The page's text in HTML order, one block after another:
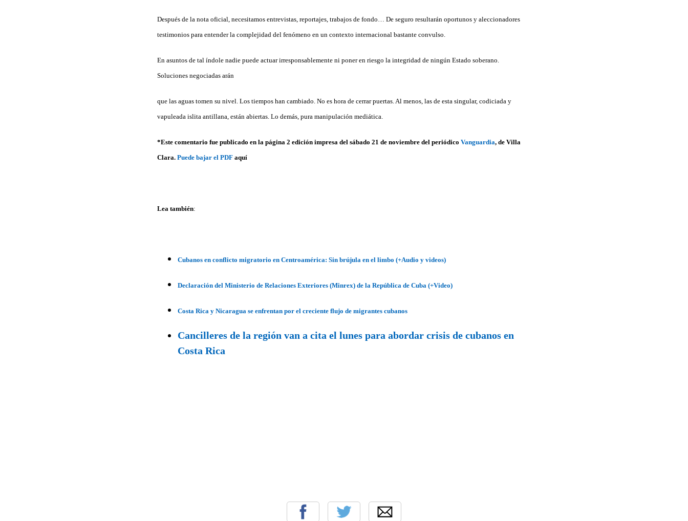
Después de la nota oficial, necesitamos entrevistas, reportajes, trabajos de fondo… De seguro resultarán oportunos y aleccionadores
testimonios para entender la complejidad del fenómeno en un contexto internacional bastante convulso.
En asuntos de tal índole nadie puede actuar irresponsablemente ni poner en riesgo la integridad de ningún Estado soberano.
Soluciones negociadas arán
que las aguas tomen su nivel. Los tiempos han cambiado. No es hora de cerrar puertas. Al menos, las de esta singular, codiciada y
vapuleada islita antillana, están abiertas. Lo demás, pura manipulación mediática.
*Este comentario fue publicado en la página 2 edición impresa del sábado 21 de noviembre del periódico Vanguardia, de Villa
Clara. Puede bajar el PDF aquí
Lea también:
Cubanos en conflicto migratorio en Centroamérica: Sin brújula en el limbo (+Audio y videos)
Declaración del Ministerio de Relaciones Exteriores (Minrex) de la República de Cuba (+Video)
Costa Rica y Nicaragua se enfrentan por el creciente flujo de migrantes cubanos
Cancilleres de la región van a cita el lunes para abordar crisis de cubanos en
Costa Rica